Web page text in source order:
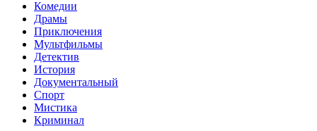
Комедии
Драмы
Приключения
Мультфильмы
Детектив
История
Документальный
Спорт
Мистика
Криминал